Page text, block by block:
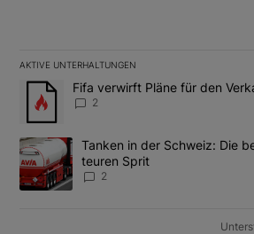
AKTIVE UNTERHALTUNGEN
Das Folgende ist eine Liste der am
Ein Trendartikel mit dem Titel "Fifa
Fifa verwirft Pläne für den
2
Ein Trendartikel mit dem Titel "Tanken
Tanken in der Schweiz: Die
teuren Sprit
2